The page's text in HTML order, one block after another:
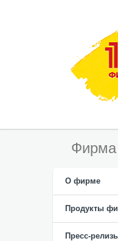
О фирме
Продукты
Пресс-